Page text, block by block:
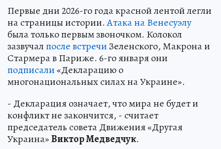
Первые дни 2026-го года красной лентой легли
на страницы истории.Атака на Венесуэлу
была только первым звоночком. Колокол
зазвучалпосле встречи Зеленского, Макрона и
Стармера в Париже. 6-го января они
подписали«Декларацию о
многонациональных силах на Украине».
- Декларация означает, что мира не будет и
конфликт не закончится, - считает
председатель совета Движения «Другая
Украина»Виктор Медведчук.